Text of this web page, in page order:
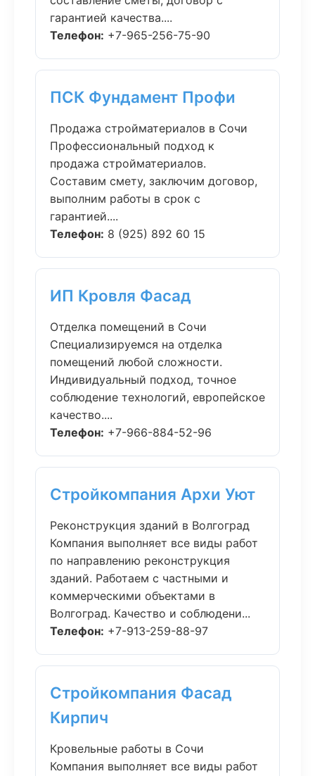
гарантией качества....
Телефон: +7-965-256-75-90
ПСК Фундамент Профи
Продажа стройматериалов в Сочи
Профессиональный подход к
продажа стройматериалов.
Составим смету, заключим договор,
выполним работы в срок с
гарантией....
Телефон: 8 (925) 892 60 15
ИП Кровля Фасад
Отделка помещений в Сочи
Специализируемся на отделка
помещений любой сложности.
Индивидуальный подход, точное
соблюдение технологий, европейское
качество....
Телефон: +7-966-884-52-96
Стройкомпания Архи Уют
Реконструкция зданий в Волгоград
Компания выполняет все виды работ
по направлению реконструкция
зданий. Работаем с частными и
коммерческими объектами в
Волгоград. Качество и соблюдени...
Телефон: +7-913-259-88-97
Стройкомпания Фасад
Кирпич
Кровельные работы в Сочи
Компания выполняет все виды работ